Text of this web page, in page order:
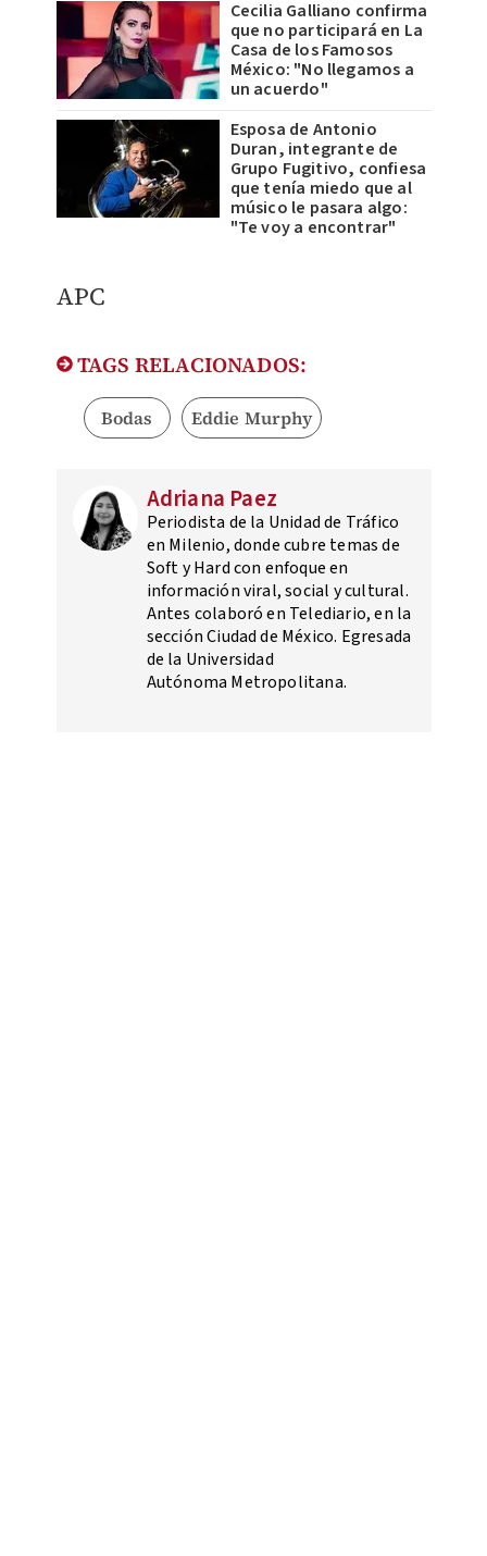
Cecilia Galliano confirma
que no participará en La
Casa de los Famosos
México: "No llegamos a
un acuerdo"
Esposa de Antonio
Duran, integrante de
Grupo Fugitivo, confiesa
que tenía miedo que al
músico le pasara algo:
"Te voy a encontrar"
APC
TAGS RELACIONADOS:
Bodas Eddie Murphy
Adriana Paez
Periodista de la Unidad de Tráfico
en Milenio, donde cubre temas de
Soft y Hard con enfoque en
información viral, social y cultural.
Antes colaboró en Telediario, en la
sección Ciudad de México. Egresada
de la Universidad
Autónoma Metropolitana.